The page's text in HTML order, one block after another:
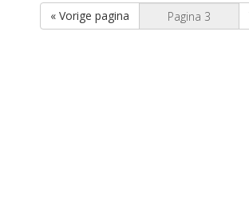
« Vorige pagina